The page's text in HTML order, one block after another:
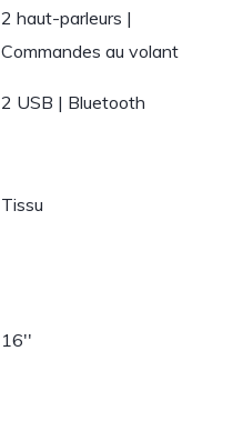
2 haut-parleurs |
Commandes au volant
2 USB | Bluetooth
Tissu
16''